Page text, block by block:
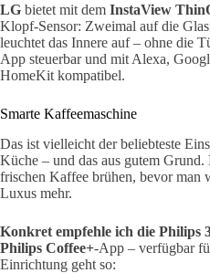
LG bietet mit dem InstaView
Klopf-Sensor: Zweimal auf die
leuchtet das Innere auf – ohne die
App steuerbar und mit Alexa,
HomeKit kompatibel.
Smarte Kaffeemaschine
Das ist vielleicht der beliebteste
Küche – und das aus gutem
frischen Kaffee brühen, bevor man
Luxus mehr.
Konkret empfehle ich die Philips
Philips Coffee+-App – verfügbar
Einrichtung geht so: